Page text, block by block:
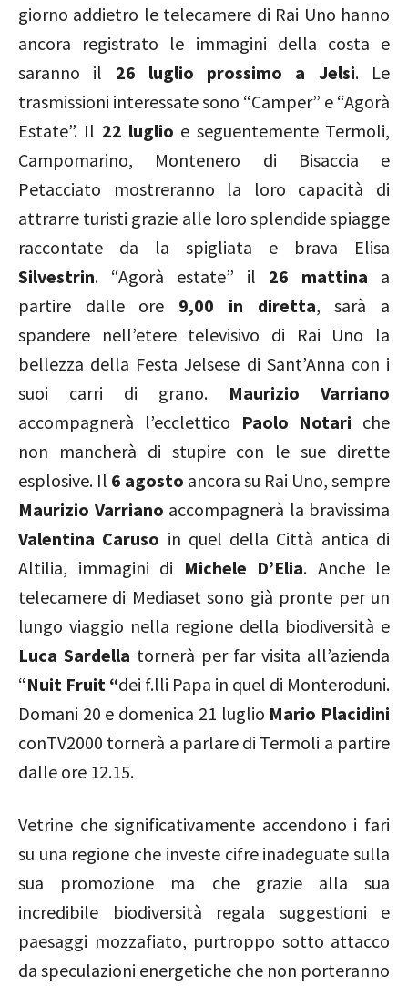
giorno addietro le telecamere di Rai Uno hanno
ancora registrato le immagini della costa e
saranno il 26 luglio prossimo a Jelsi. Le
trasmissioni interessate sono “Camper” e “Agorà
Estate”. Il 22 luglio e seguentemente Termoli,
Campomarino, Montenero di Bisaccia e
Petacciato mostreranno la loro capacità di
attrarre turisti grazie alle loro splendide spiagge
raccontate da la spigliata e brava Elisa
Silvestrin. “Agorà estate” il 26 mattina a
partire dalle ore 9,00 in diretta, sarà a
spandere nell’etere televisivo di Rai Uno la
bellezza della Festa Jelsese di Sant’Anna con i
suoi carri di grano. Maurizio Varriano
accompagnerà l’ecclettico Paolo Notari che
non mancherà di stupire con le sue dirette
esplosive. Il 6 agosto ancora su Rai Uno, sempre
Maurizio Varriano accompagnerà la bravissima
Valentina Caruso in quel della Città antica di
Altilia, immagini di Michele D’Elia. Anche le
telecamere di Mediaset sono già pronte per un
lungo viaggio nella regione della biodiversità e
Luca Sardella tornerà per far visita all’azienda
“Nuit Fruit “dei f.lli Papa in quel di Monteroduni.
Domani 20 e domenica 21 luglio Mario Placidini
conTV2000 tornerà a parlare di Termoli a partire
dalle ore 12.15.
Vetrine che significativamente accendono i fari
su una regione che investe cifre inadeguate sulla
sua promozione ma che grazie alla sua
incredibile biodiversità regala suggestioni e
paesaggi mozzafiato, purtroppo sotto attacco
da speculazioni energetiche che non porteranno